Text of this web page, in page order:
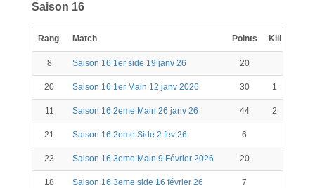
Saison 16
Rang Match Points Kill
8 Saison 16 1er side 19 janv 26 20
20 Saison 16 1er Main 12 janv 2026 30 1
11 Saison 16 2eme Main 26 janv 26 44 2
21 Saison 16 2eme Side 2 fev 26 6
23 Saison 16 3eme Main 9 Février 2026 20
18 Saison 16 3eme side 16 février 26 7